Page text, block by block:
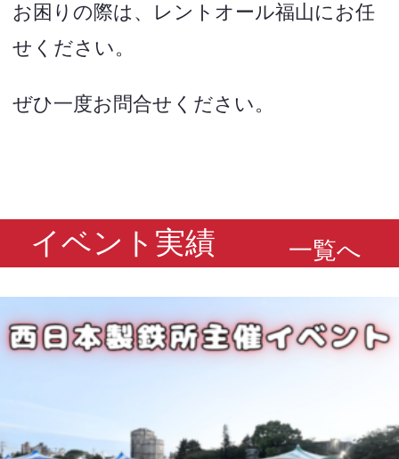
お困りの際は、レントオール福山にお任
せください。
ぜひ一度お問合せください。
イベント実績 一覧へ